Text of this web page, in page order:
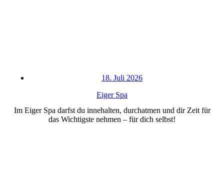
18. Juli 2026
Eiger Spa
Im Eiger Spa darfst du innehalten, durchatmen und dir Zeit für
das Wichtigste nehmen – für dich selbst!